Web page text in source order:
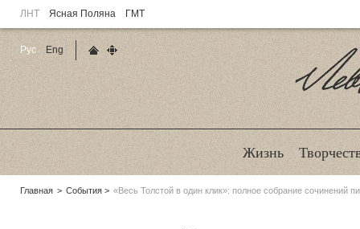
ЛНТ Ясная Поляна ГМТ
Жизнь
Родительские
Главная События «Весь Толстой в один клик»: полное собрание сочинений
Рус
Eng